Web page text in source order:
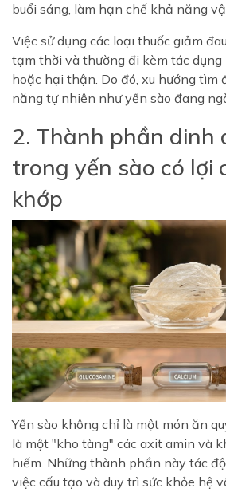
buổi sáng, làm hạn chế khả năng
Việc sử dụng các loại thuốc giảm
tạm thời và thường đi kèm tác dụng
hoặc hại thận. Do đó, xu hướng tìm
năng tự nhiên như yến sào đang
2. Thành phần dinh
trong yến sào có lợi
khớp
Yến sào không chỉ là một món ăn
là một "kho tàng" các axit amin và
hiếm. Những thành phần này tác
việc cấu tạo và duy trì sức khỏe hệ